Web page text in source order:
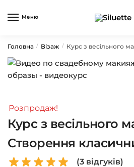
Меню
Головна / Візаж / Курс з весільного
Розпродаж!
Курс з весільного
Створення
(3відгуків)